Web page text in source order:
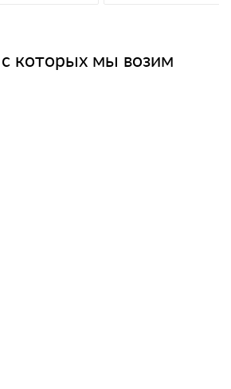
которых мы возим